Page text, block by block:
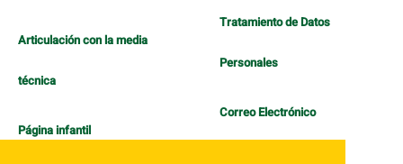
Articulación con la media
técnica
Página infantil
Tratamiento de Datos
Personales
Correo Electrónico